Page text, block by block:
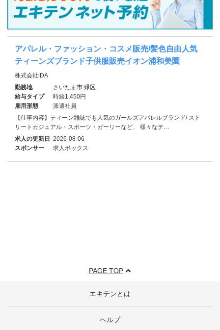
アパレル・ファッション・コスメ販売/髪色自由人気
ティーンズブランド子供服販売イオン浦和美園
株式会社iDA
勤務地
さいたま市 緑区
給与タイプ
時給1,450円
雇用形態
派遣社員
【仕事内容】ティーン雑誌でも人気のガールズアパレルブランド/ スト
リートカジュアル・スポーツ・ガーリーなど、 様々なテ…
求人の更新日 2026-08-06
スポンサー
求人ボックス
PAGE TOP
エキテンとは
ヘルプ